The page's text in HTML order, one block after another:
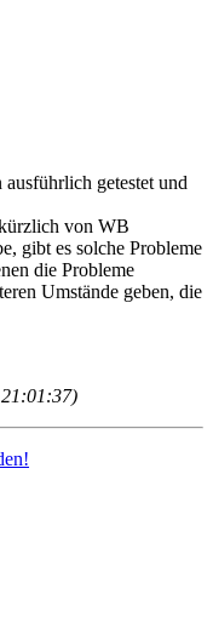
getestet und
von WB
gibt es solche Probleme
die Probleme
Umstände geben, die